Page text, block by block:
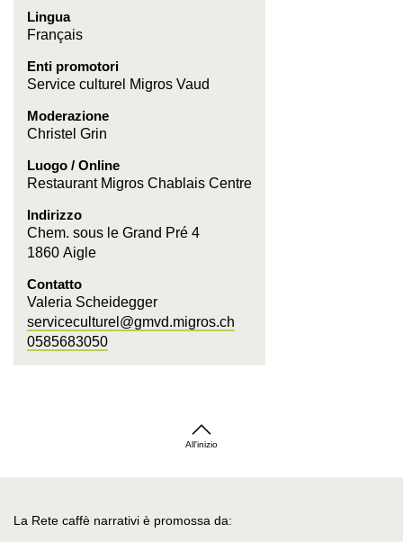
Lingua
Français
Enti promotori
Service culturel Migros Vaud
Moderazione
Christel Grin
Luogo / Online
Restaurant Migros Chablais Centre
Indirizzo
Chem. sous le Grand Pré 4
1860 Aigle
Contatto
Valeria Scheidegger
serviceculturel@gmvd.migros.ch
0585683050
All'inizio
La Rete caffè narrativi è promossa da: